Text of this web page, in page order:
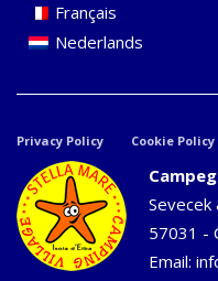
Français
Nederlands
Privacy Policy Cookie Policy
Sevecek
57031 -
Email: